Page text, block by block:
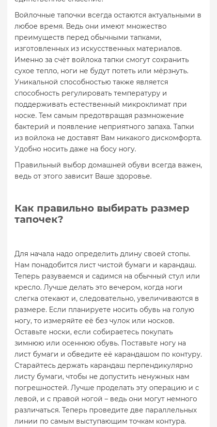
Войлочные тапочки всегда остаются актуальными в
любое время. Ведь они имеют множество
преимуществ перед обычными тапками,
изготовленных из искусственных материалов.
Именно за счёт войлока тапки смогут сохранить
сухое тепло, ноги не будут потеть или мёрзнуть.
Уникальной способностью также является
способность регулировать температуру и
поддерживать естественный микроклимат при
носке. Тем самым предотвращая размножение
бактерий и появление неприятного запаха. Тапки
из войлока не доставят Вам никакого дискомфорта.
Удобно носить даже на босу ногу.
Правильный выбор домашней обуви всегда важен,
ведь от этого зависит Ваше здоровье.
Как правильно выбирать размер
тапочек?
Для начала надо определить длину своей стопы.
Нам понадобится лист чистой бумаги и карандаш.
Теперь разуваемся и садимся на обычный стул или
кресло. Лучше делать это вечером, когда ноги
слегка отекают и, следовательно, увеличиваются в
размере. Если планируете носить обувь на голую
ногу, то измеряйте её без чулок или носков.
Оставьте носки, если собираетесь покупать
зимнюю или осеннюю обувь. Поставьте ногу на
лист бумаги и обведите её карандашом по контуру.
Старайтесь держать карандаш перпендикулярно
листу бумаги, чтобы не допустить ненужных нам
погрешностей. Лучше проделать эту операцию и с
левой, и с правой ногой – ведь они могут немного
различаться. Теперь проведите две параллельных
линии по самым выступающим точкам контура.